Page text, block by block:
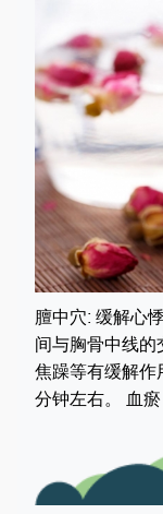
膻中穴: 缓解心
间与胸骨中线的
焦躁等有缓解作
分钟左右。 血瘀